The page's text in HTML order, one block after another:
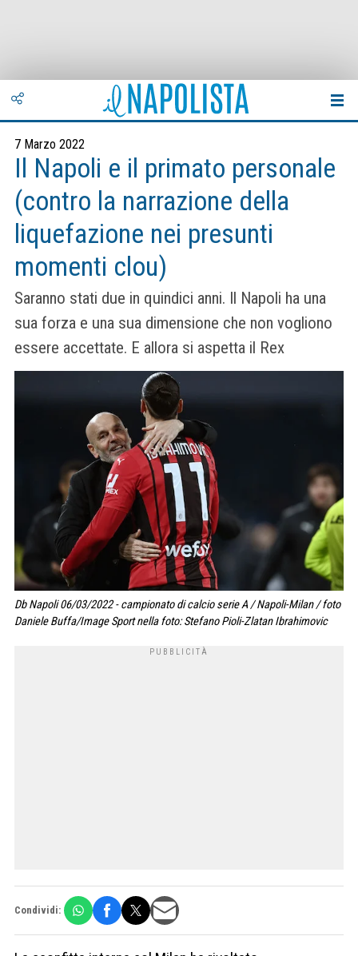
7 Marzo 2022
Il Napoli e il primato personale
(contro la narrazione della
liquefazione nei presunti
momenti clou)
Saranno stati due in quindici anni. Il Napoli ha una
sua forza e una sua dimensione che non vogliono
essere accettate. E allora si aspetta il Rex
Db Napoli 06/03/2022 - campionato di calcio serie A / Napoli-Milan / foto
Daniele Buffa/Image Sport nella foto: Stefano Pioli-Zlatan Ibrahimovic
Condividi: